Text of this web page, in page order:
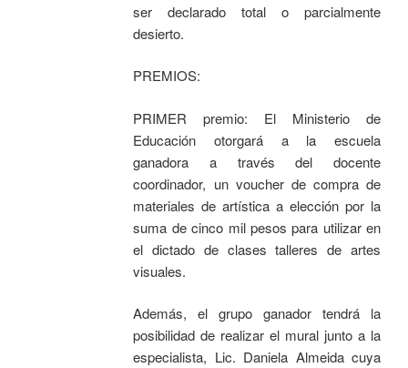
ser declarado total o parcialmente
desierto.
PREMIOS:
PRIMER premio: El Ministerio de
Educación otorgará a la escuela
ganadora a través del docente
coordinador, un voucher de compra de
materiales de artística a elección por la
suma de cinco mil pesos para utilizar en
el dictado de clases talleres de artes
visuales.
Además, el grupo ganador tendrá la
posibilidad de realizar el mural junto a la
especialista, Lic. Daniela Almeida cuya